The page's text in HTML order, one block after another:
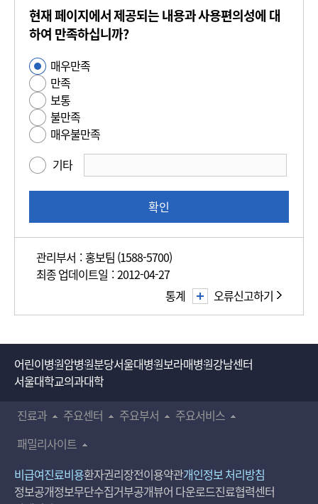
현재 페이지에서 제공되는 내용과 사용편의성에 대
하여 만족하십니까?
사
용
편
의
성
족
사
매우만족
만족
보통
불만족
매우불만족
기타
확인
관리부서 : 홍보팀 (1588-5700)
최종 업데이트일 : 2012-04-27
오류신고하기
통계
어린이병원암병원분당서울대병원보라매병원강남센터
서울대학교의과대학
진료과
주요센터 주요부서
주요서비스
패밀리사이트
비급여진료비용환자권리장전이용약관개인정보 처리방침
정보공개정보무단수집거부공개뷰어 다운로드진료협력센터